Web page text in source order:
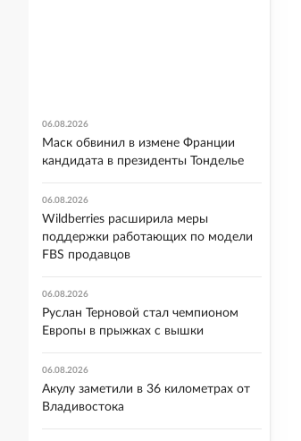
06.08.2026
Маск обвинил в измене Франции
кандидата в президенты Тонделье
06.08.2026
Wildberries расширила меры
поддержки работающих по модели
FBS продавцов
06.08.2026
Руслан Терновой стал чемпионом
Европы в прыжках с вышки
06.08.2026
Акулу заметили в 36 километрах от
Владивостока